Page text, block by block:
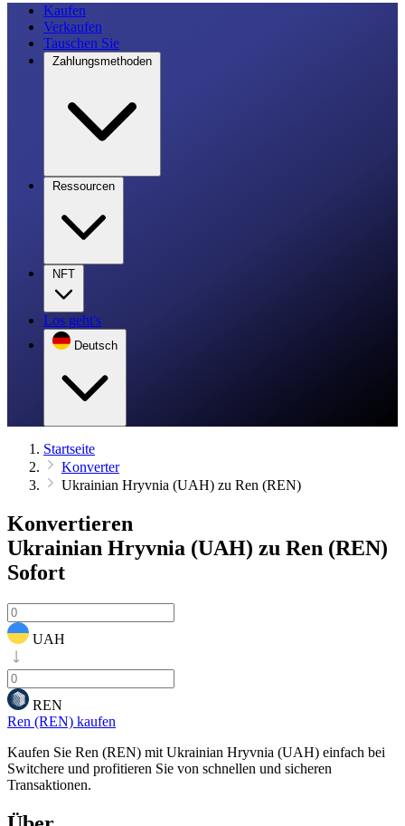
Kaufen
Verkaufen
Tauschen Sie
Zahlungsmethoden
Ressourcen
NFT
Los geht's
Deutsch
Startseite
Konverter
Ukrainian Hryvnia (UAH) zu Ren (REN)
Konvertieren
Ukrainian Hryvnia (UAH) zu Ren (REN)
Sofort
UAH
REN
Ren (REN) kaufen
Kaufen Sie Ren (REN) mit Ukrainian Hryvnia (UAH) einfach bei
Switchere und profitieren Sie von schnellen und sicheren
Transaktionen.